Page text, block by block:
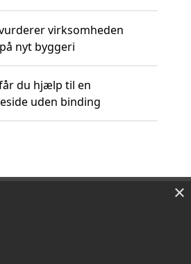
virksomheden
nyt byggeri
du hjælp til en
uden binding
×